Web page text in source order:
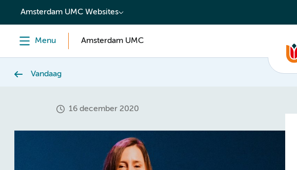
content
Amsterdam UMC Websites
Menu Amsterdam UMC
Vandaag
16 december 2020